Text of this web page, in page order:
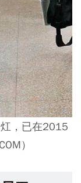
，已在2015
）